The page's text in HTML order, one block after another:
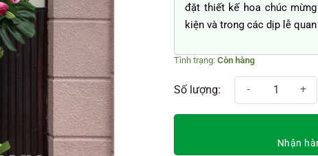
đặt thiết kế hoa chúc
kiện và trong các dịp lễ
Còn hàng
Tất đạt như ý số lượng
Nhận